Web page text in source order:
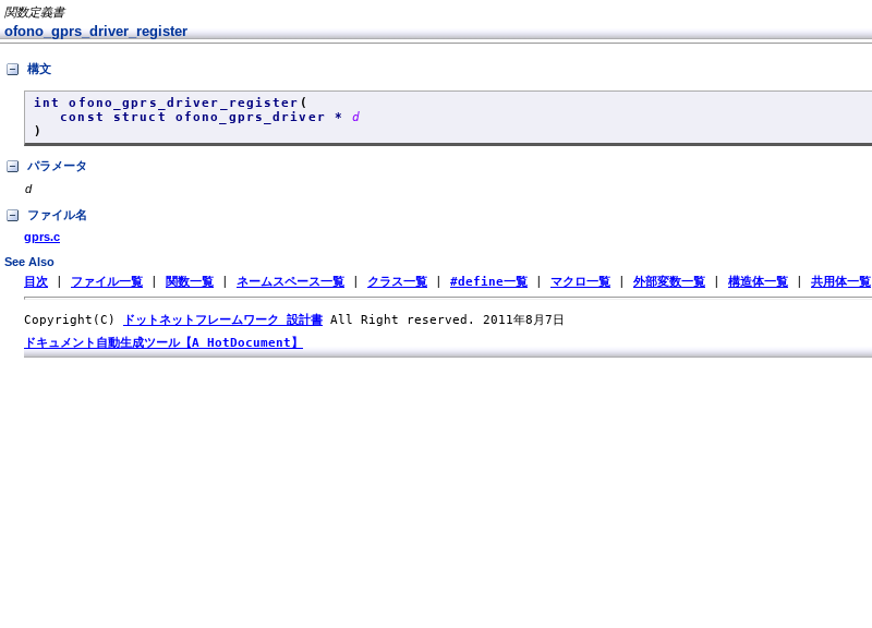
関数定義書
ofono_gprs_driver_register
構文
int ofono_gprs_driver_register (
const struct ofono_gprs_driver *d
)
パラメータ
d
ファイル名
gprs.c
See Also
目次 ファイル一覧 関数一覧 ネームスペース一覧 クラス一覧 #define一覧 マクロ一覧 外部変数一覧 構造体一覧 共用体一覧
Copyright(C) ドットネットフレームワーク 設計書 All Right reserved. 2011年8月7日
ドキュメント自動生成ツール【A HotDocument】